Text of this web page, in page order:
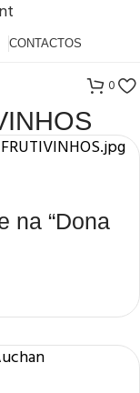
CONTACTOS
0
na “Dona